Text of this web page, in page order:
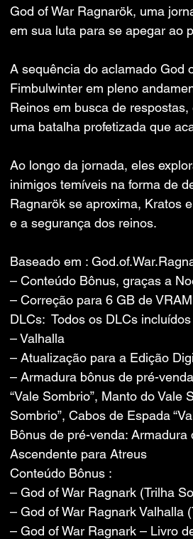
God of War Ragnarök, uma
em sua luta para se apegar ao
A sequência do aclamado God
Fimbulwinter em pleno
Reinos em busca de
uma batalha profetizada que
Ao longo da jornada, eles
inimigos temíveis na forma de
Ragnarök se aproxima, Kratos
e a segurança dos reinos.
Baseado em :
– Conteúdo Bônus, graças a
– Correção para 6 GB de
DLCs:  Todos os DLCs incluídos
– Valhalla
– Atualização para a Edição
– Armadura bônus de pré-venda
“Vale Sombrio”, Manto do Vale
Sombrio”, Cabos de Espada
Bônus de pré-venda:
Ascendente para Atreus
Conteúdo Bônus :
– God of War Ragnark (Trilha
– God of War Ragnark Valhalla
– God of War Ragnark – Livro